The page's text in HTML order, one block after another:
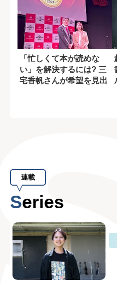
「忙しくて本が読めな
い」を解決するには? 三
宅香帆さんが希望を見出
連載
Series